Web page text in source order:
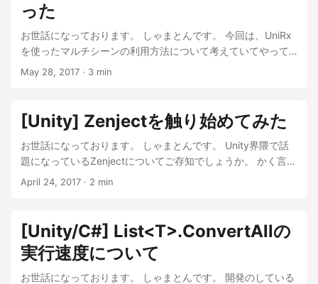
った
お世話になっております。 しゃまとんです。 今回は、UniRx
を使ったマルチシーンの利用方法について考えていてやって
みたけど微妙になってしまった話です。 ...
May 28, 2017 · 3 min
[Unity] Zenjectを触り始めてみた
お世話になっております。 しゃまとんです。 Unity界隈で話
題になっているZenjectについてご存知でしょうか。 かく言う
私もつい最近しったのですが、使えるととても便利そうなの
April 24, 2017 · 2 min
[Unity/C#] List<T>.ConvertAllの
実行速度について
お世話になっております。 しゃまとんです。 開発のしている